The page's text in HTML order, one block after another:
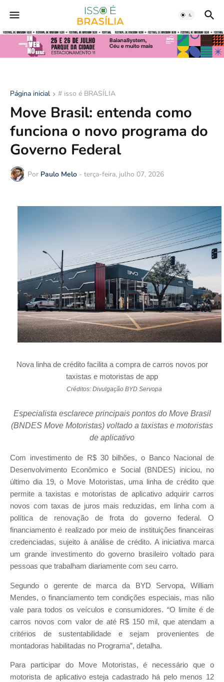
Página inicial # isso é BRASÍLIA
Move Brasil: entenda como
funciona o novo programa do
Governo Federal
Por Paulo Melo - terça-feira, julho 07, 2026
Nova linha de crédito facilita a compra de carros novos por
taxistas e motoristas de app
Créditos: Divulgação BYD Servopa
Especialista esclarece principais pontos do Move Brasil
(BNDES Move Motoristas) voltado a taxistas e motoristas
de aplicativo
Com investimento de R$ 30 bilhões, o Banco Nacional de
Desenvolvimento Econômico e Social (BNDES) iniciou, no
último dia 19, o Move Motoristas, uma linha de crédito que
permite a taxistas e motoristas de aplicativo adquirir carros
novos com taxas de juros mais reduzidas, em linha com a
política de renovação de frota do governo federal. O
financiamento é realizado por meio de instituições financeiras
credenciadas, sujeito à análise de crédito. A iniciativa marca
um grande investimento do governo brasileiro voltado para
pessoas que trabalham diariamente com seu carro.
Segundo o gerente de marca da BYD Servopa, William
Mendes, o financiamento tem condições especiais, mas não
vale para todos os veículos e consumidores. “O limite é de
carros novos com valor de até R$ 150 mil, que atendam a
critérios de sustentabilidade e sejam provenientes de
montadoras habilitadas no Programa”, detalha.
Para participar do Move Motoristas, é necessário que o
motorista de aplicativo esteja cadastrado há pelo menos 12